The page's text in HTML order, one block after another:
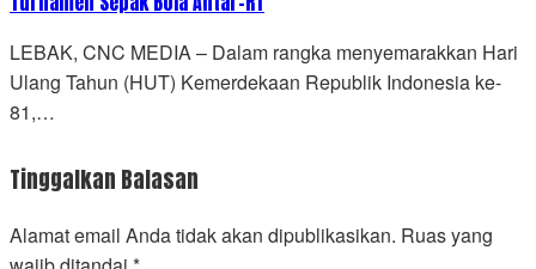
LEBAK, CNC MEDIA – Dalam rangka menyemarakkan Hari
Ulang Tahun (HUT) Kemerdekaan Republik Indonesia ke-
81,…
Tinggalkan Balasan
Alamat email Anda tidak akan dipublikasikan. Ruas yang